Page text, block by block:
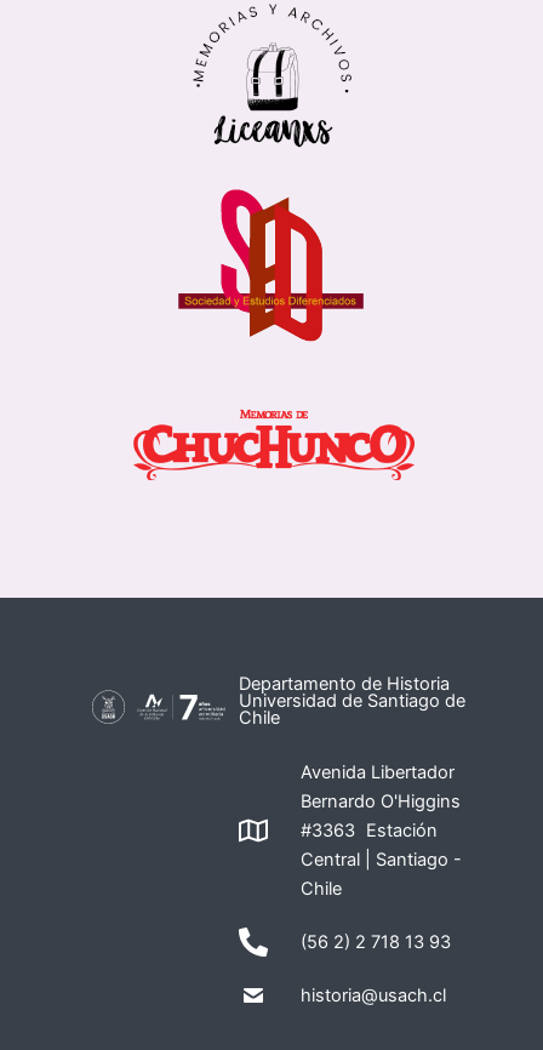
Departamento de Historia
Universidad de Santiago de
Chile
Avenida Libertador
Bernardo O'Higgins
#3363 Estación
Central | Santiago -
Chile
(56 2) 2 718 13 93
historia@usach.cl